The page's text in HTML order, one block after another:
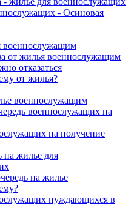
- Осиновая
военнослужащим
от жилья военнослужащим
отказаться
от жилья?
военнослужащим
военнослужащих на
на получение
на жилье для
на жилье
нуждающихся в